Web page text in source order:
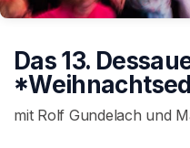
Das 13.
mit Rolf Gundelach und